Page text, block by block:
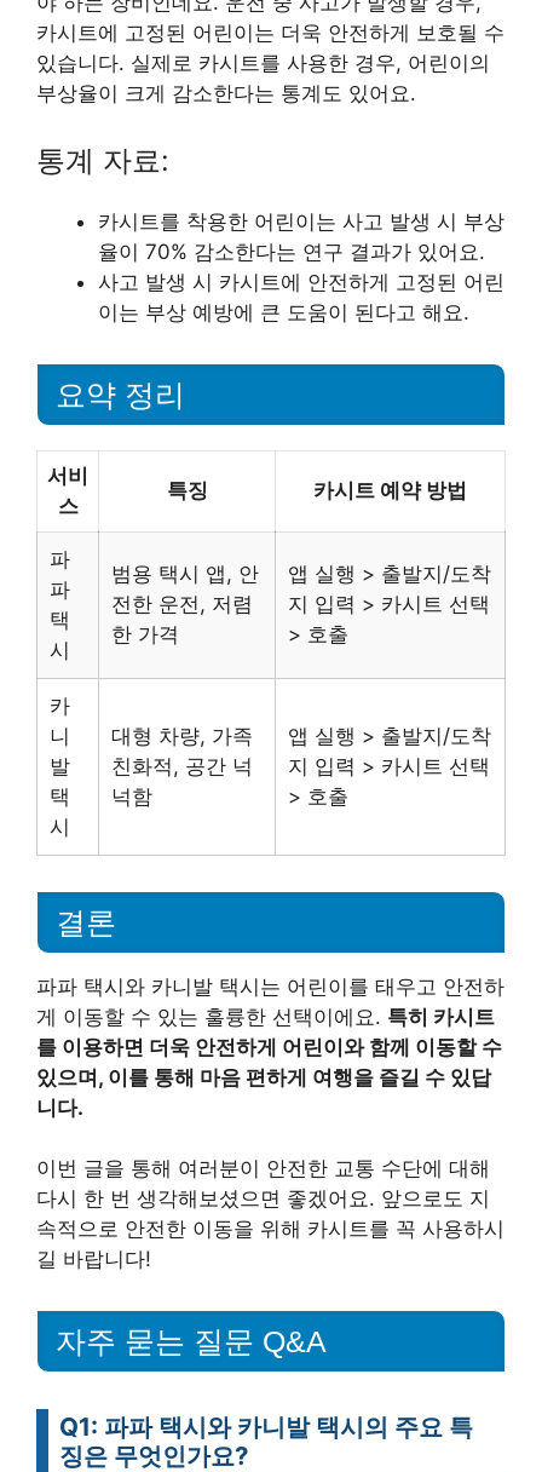
카시트에 고정된 어린이는 더욱 안전하게 보호될 수
있습니다. 실제로 카시트를 사용한 경우, 어린이의
부상율이 크게 감소한다는 통계도 있어요.
통계 자료:
카시트를 착용한 어린이는 사고 발생 시 부상
율이 70% 감소한다는 연구 결과가 있어요.
사고 발생 시 카시트에 안전하게 고정된 어린
이는 부상 예방에 큰 도움이 된다고 해요.
요약 정리
서비
스
특징 카시트 예약 방법
파
파
택
시
범용 택시 앱, 안
전한 운전, 저렴
한 가격
앱 실행 > 출발지/도착
지 입력 > 카시트 선택
> 호출
카
니
발
택
시
대형 차량, 가족
친화적, 공간 넉
넉함
앱 실행 > 출발지/도착
지 입력 > 카시트 선택
> 호출
결론
파파 택시와 카니발 택시는 어린이를 태우고 안전하
게 이동할 수 있는 훌륭한 선택이에요. 특히 카시트
를 이용하면 더욱 안전하게 어린이와 함께 이동할 수
있으며, 이를 통해 마음 편하게 여행을 즐길 수 있답
니다.
이번 글을 통해 여러분이 안전한 교통 수단에 대해
다시 한 번 생각해보셨으면 좋겠어요. 앞으로도 지
속적으로 안전한 이동을 위해 카시트를 꼭 사용하시
길 바랍니다!
자주 묻는 질문 Q&A
Q1: 파파 택시와 카니발 택시의 주요 특
징은 무엇인가요?